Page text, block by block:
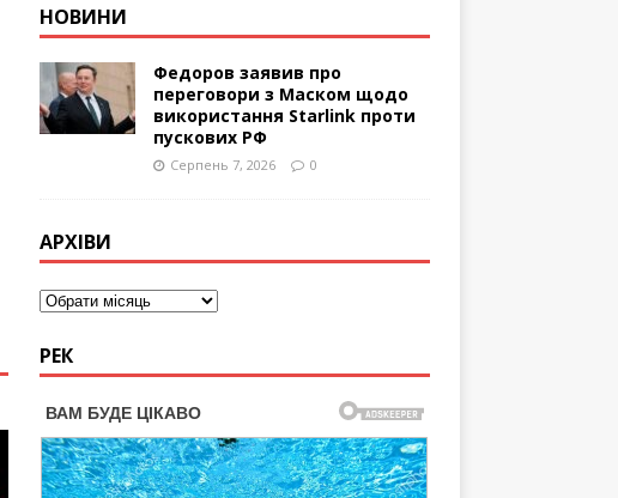
НОВИНИ
Федоров заявив про
переговори з Маском щодо
використання Starlink проти
пускових РФ
Серпень 7, 2026 0
АРХІВИ
РЕК